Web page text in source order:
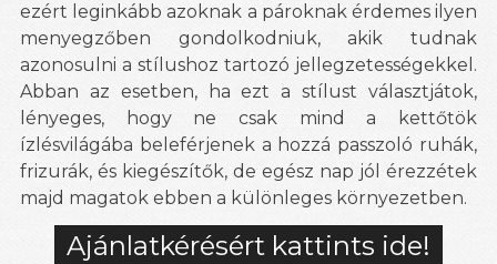
ezért leginkább azoknak a pároknak érdemes ilyen
menyegzőben gondolkodniuk, akik tudnak
azonosulni a stílushoz tartozó jellegzetességekkel.
Abban az esetben, ha ezt a stílust választjátok,
lényeges, hogy ne csak mind a kettőtök
ízlésvilágába beleférjenek a hozzá passzoló ruhák,
frizurák, és kiegészítők, de egész nap jól érezzétek
majd magatok ebben a különleges környezetben.
Ajánlatkérésért kattints ide!